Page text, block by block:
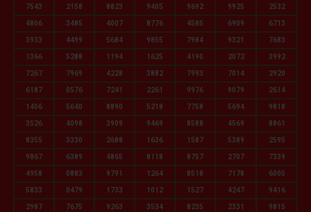
7543 2158 8823 9405 9692 9925 2532
4806 3485 4007 8776 4585 6909 6713
3933 4499 5684 9855 7984 9321 7683
1366 5288 1194 1625 4190 2072 3992
7267 7969 4228 3882 7993 7014 2920
6187 0576 7241 2261 9976 9079 2614
1406 5640 8890 5218 7758 5694 9818
3526 4098 3909 9469 8588 4569 8861
8355 3330 2688 1636 1587 5389 2595
9867 6389 4865 8118 8757 2707 7339
4958 0883 9791 1264 8518 7178 6005
5833 0479 1733 1012 1527 4247 9416
2987 7675 9263 3534 8235 2331 9815